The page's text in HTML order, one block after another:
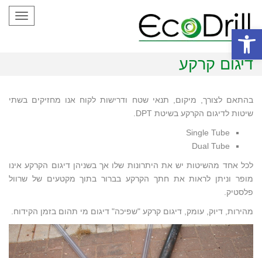
פתח סרגל נגישות
דיגום קרקע
בהתאם לצורך, מיקום, תנאי שטח ודרישות לקוח אנו מחזיקים בשתי
שיטות לדיגום הקרקע בשיטת DPT.
Single Tube
Dual Tube
לכל אחד מהשיטות יש את היתרונות שלו אך בשניהן דיגום הקרקע אינו
מופר וניתן לראות את חתך הקרקע בברור בתוך מקטעים של שרוול
פלסטיק.
מהירות, דיוק, עומק, דיגום קרקע "שפיכה" דיגום מי תהום בזמן הקידוח.